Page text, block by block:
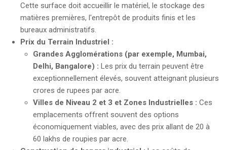
Cette surface doit accueillir le matériel, le stockage des
matières premières, l'entrepôt de produits finis et les
bureaux administratifs.
Prix du Terrain Industriel :
Grandes Agglomérations (par exemple, Mumbai,
Delhi, Bangalore) : Les prix du terrain peuvent être
exceptionnellement élevés, souvent atteignant plusieurs
crores de rupees par acre.
Villes de Niveau 2 et 3 et Zones Industrielles : Ces
emplacements offrent souvent des options
économiquement viables, avec des prix allant de 20 à
60 lakhs de roupies par acre.